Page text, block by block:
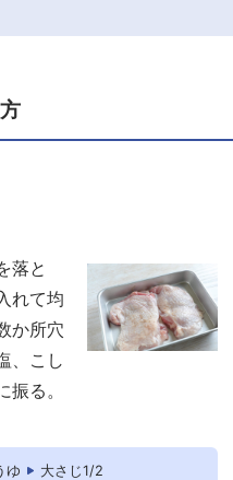
落と
れて均
か所穴
、こし
る。
ゆ
大さじ1/2